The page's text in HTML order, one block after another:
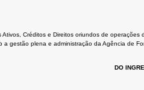
Ativos, Créditos e Direitos oriundos de
a gestão plena e administração da Agência de
DO